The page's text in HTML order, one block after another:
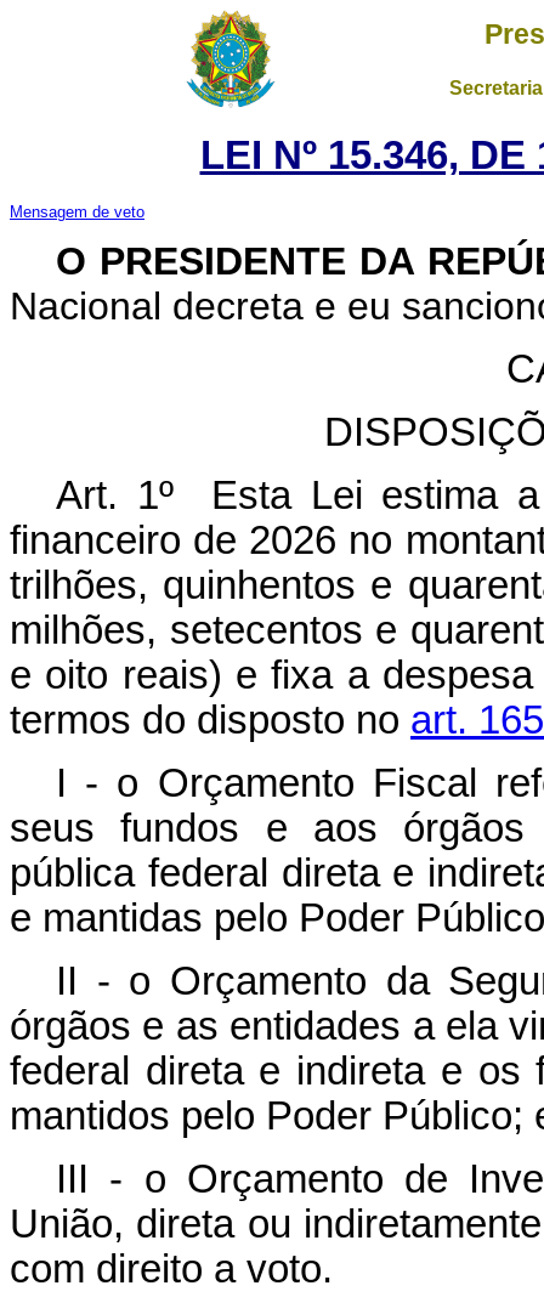
LEI Nº 15.346,
Mensagem de veto
O PRESIDENTE DA
Nacional decreta e eu
Art. 1º Esta Lei estima
financeiro de 2026 no
trilhões, quinhentos e
milhões, setecentos e
e oito reais) e fixa a
termos do disposto no art.
I - o Orçamento Fiscal
seus fundos e aos órgãos
pública federal direta e
e mantidas pelo Poder
II - o Orçamento da
órgãos e as entidades a ela
federal direta e indireta e os
mantidos pelo Poder Público;
III - o Orçamento de
União, direta ou
com direito a voto.